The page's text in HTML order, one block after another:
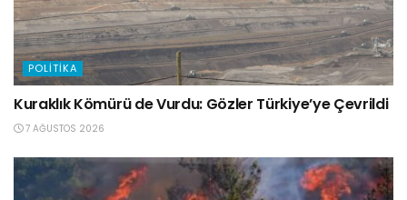
POLITIKA
Kuraklık Kömürü de Vurdu: Gözler Türkiye’ye Çevrildi
7 AĞUSTOS 2026